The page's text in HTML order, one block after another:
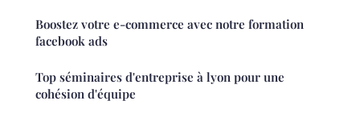
Boostez votre e-commerce avec notre formation
facebook ads
Top séminaires d'entreprise à lyon pour une
cohésion d'équipe